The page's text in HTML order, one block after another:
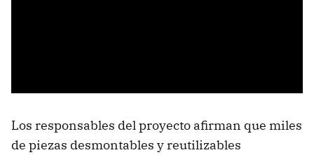
Los responsables del proyecto afirman que miles
de piezas desmontables y reutilizables